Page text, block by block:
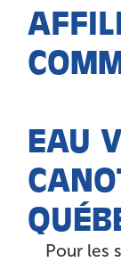
EAU
Pour les